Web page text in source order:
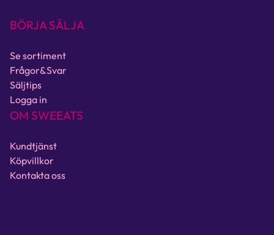
BÖRJA SÄLJA
Se sortiment
Frågor&Svar
Säljtips
Logga in
OM SWEEATS
Kundtjänst
Köpvillkor
Kontakta oss